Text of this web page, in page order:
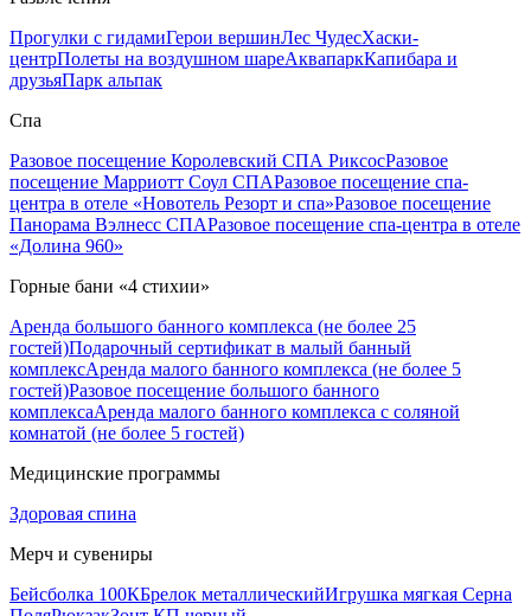
Прогулки с гидамиГерои вершинЛес ЧудесХаски-
центрПолеты на воздушном шареАквапаркКапибара и
друзьяПарк альпак
Спа
Разовое посещение Королевский СПА РиксосРазовое
посещение Марриотт Соул СПАРазовое посещение спа-
центра в отеле «Новотель Резорт и спа»Разовое посещение
Панорама Вэлнесс СПАРазовое посещение спа-центра в отеле
«Долина 960»
Горные бани «4 стихии»
Аренда большого банного комплекса (не более 25
гостей)Подарочный сертификат в малый банный
комплексАренда малого банного комплекса (не более 5
гостей)Разовое посещение большого банного
комплексаАренда малого банного комплекса с соляной
комнатой (не более 5 гостей)
Медицинские программы
Здоровая спина
Мерч и сувениры
Бейсболка 100КБрелок металлическийИгрушка мягкая Серна